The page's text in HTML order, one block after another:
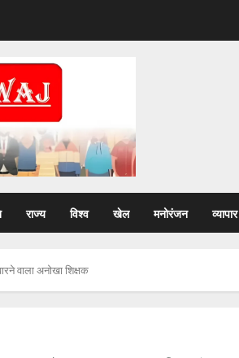
राज्य विश्व खेल मनोरंजन व्यापार
वाला अनोखा शिक्षक